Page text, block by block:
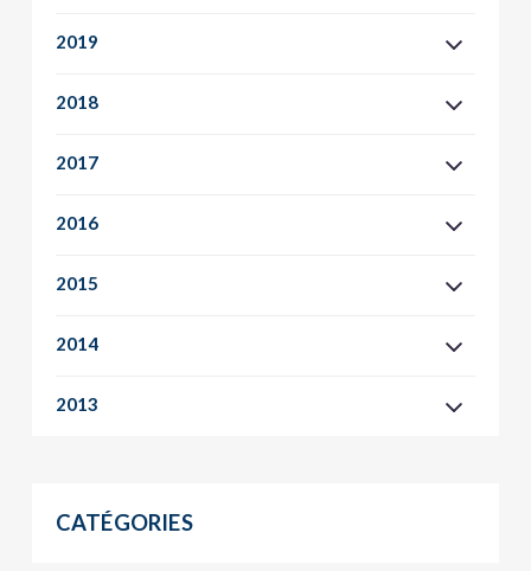
2019
2018
2017
2016
2015
2014
2013
CATÉGORIES